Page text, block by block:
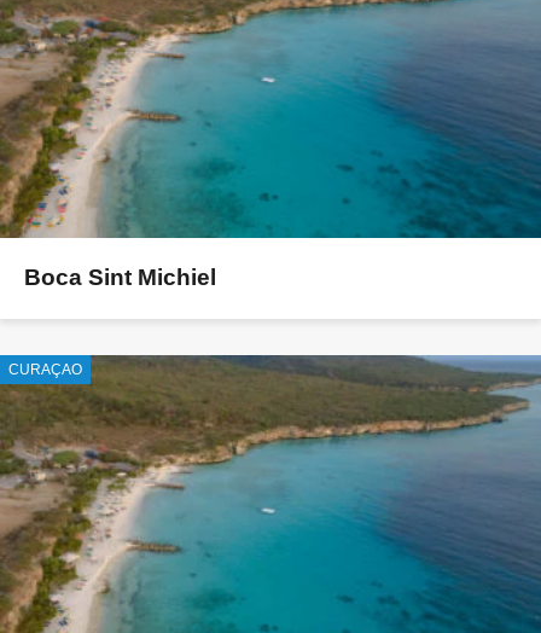
Boca Sint Michiel
CURAÇAO